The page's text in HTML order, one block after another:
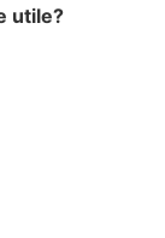
utile?